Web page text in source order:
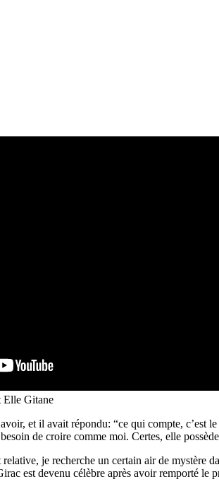
Elle Gitane
et il avait répondu: “ce qui compte, c’est
de croire comme moi. Certes, elle
je recherche un certain air de mystère
est devenu célèbre après avoir remporté le